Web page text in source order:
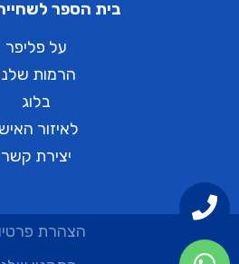
בית הספר
על פליפר
הרמות
בלוג
לאיזור
יצירת קשר
הצהרת